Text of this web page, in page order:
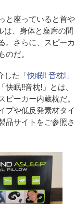
と座っていると首や
は、身体と座席の間
。さらに、スピーカ
のだ。
した
「快眠!! 音枕!」
眠!!音枕!」とは、
ピーカー内蔵枕だ。
プや低反発素材タイ
品サイトをご参照さ